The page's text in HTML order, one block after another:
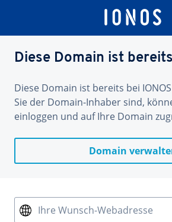
Diese Domain ist
Diese Domain ist bereits bei
Sie der Domain-Inhaber sind,
einloggen und auf Ihre Domain
Domain
Ihre Wunsch-Webadresse